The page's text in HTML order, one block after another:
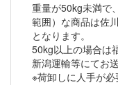
重量が50kg未満で
範囲）な商品は佐
となります。
50kg以上の場合は
新潟運輸等にてお
※荷卸しに人手が必